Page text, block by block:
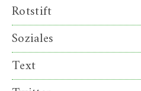
Rotstift
Soziales
Text